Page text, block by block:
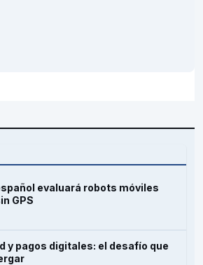
evaluará robots móviles
GPS
y pagos digitales: el desafío que